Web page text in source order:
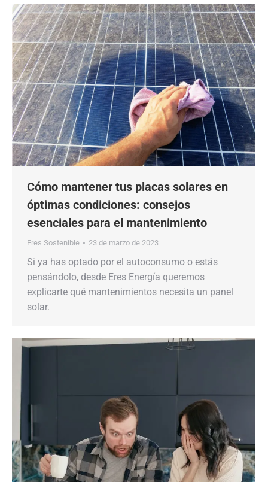
Cómo mantener tus placas solares en
óptimas condiciones: consejos
esenciales para el mantenimiento
Eres Sostenible 23 de marzo de 2023
Si ya has optado por el autoconsumo o estás
pensándolo, desde Eres Energía queremos
explicarte qué mantenimientos necesita un panel
solar.